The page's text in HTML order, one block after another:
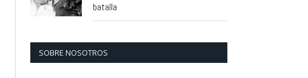
batalla
SOBRE NOSOTROS